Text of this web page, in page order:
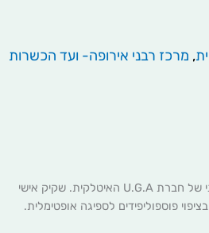
, מרכז רבני אירופה- ועד הכשרות
פרוליפ™ הנו תוסף ברזל חדשני של חברת U.G.A האיטלקית. שקיק אישי